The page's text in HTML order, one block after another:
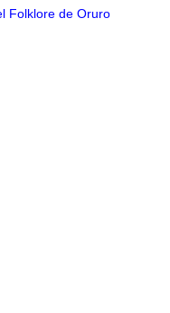
Folklore de Oruro